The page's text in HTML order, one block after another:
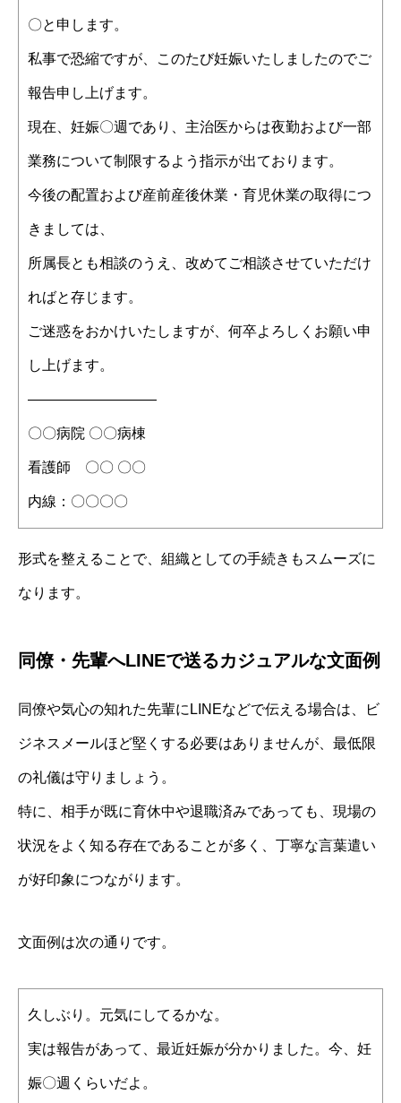
〇と申します。
私事で恐縮ですが、このたび妊娠いたしましたのでご
報告申し上げます。
現在、妊娠〇週であり、主治医からは夜勤および一部
業務について制限するよう指示が出ております。
今後の配置および産前産後休業・育児休業の取得につ
きましては、
所属長とも相談のうえ、改めてご相談させていただけ
ればと存じます。
ご迷惑をおかけいたしますが、何卒よろしくお願い申
し上げます。
―――――――――
〇〇病院 〇〇病棟
看護師 〇〇 〇〇
内線：〇〇〇〇
形式を整えることで、組織としての手続きもスムーズに
なります。
同僚・先輩へLINEで送るカジュアルな文面例
同僚や気心の知れた先輩にLINEなどで伝える場合は、ビ
ジネスメールほど堅くする必要はありませんが、最低限
の礼儀は守りましょう。
特に、相手が既に育休中や退職済みであっても、現場の
状況をよく知る存在であることが多く、丁寧な言葉遣い
が好印象につながります。
文面例は次の通りです。
久しぶり。元気にしてるかな。
実は報告があって、最近妊娠が分かりました。今、妊
娠〇週くらいだよ。